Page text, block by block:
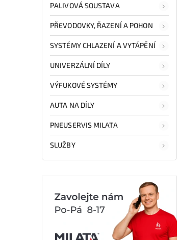
PALIVOVÁ SOUSTAVA
PŘEVODOVKY, ŘAZENÍ A POHON
SYSTÉMY CHLAZENÍ A VYTÁPĚNÍ
UNIVERZÁLNÍ DÍLY
VÝFUKOVÉ SYSTÉMY
AUTA NA DÍLY
PNEUSERVIS MILATA
SLUŽBY